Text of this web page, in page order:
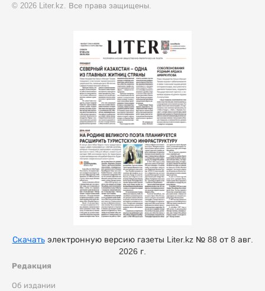
© 2026 Liter.kz. Все права защищены.
Редакция
Об издании
Скачатьэлектронную версию газеты Liter.kz № 88 от 8 авг.
2026 г.